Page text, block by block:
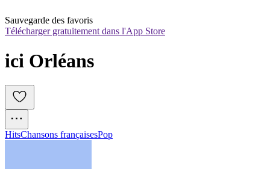
Sauvegarde des favoris
Télécharger gratuitement dans l'App Store
ici Orléans
HitsChansons françaisesPop